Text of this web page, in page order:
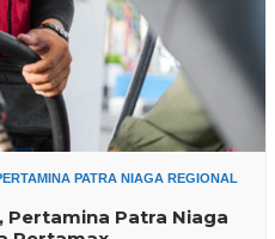
PATRA NIAGA REGIONAL
Pertamina Patra Niaga